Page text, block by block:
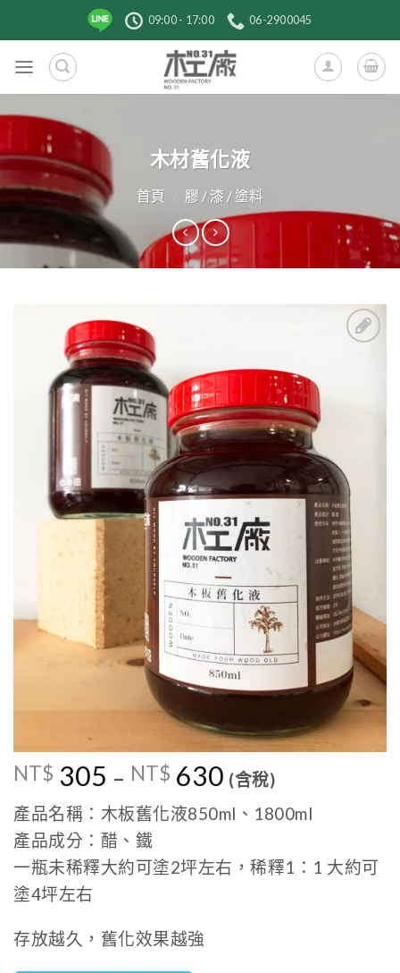
09:00 - 17:00 06-2900045
木材舊化液
首頁 膠 / 漆 / 塗料
加入
NT$ 305 – NT$ 630 (含稅)
產品名稱：木板舊化液850ml、1800ml
產品成分：醋、鐵
一瓶未稀釋大約可塗2坪左右，稀釋1：1 大約可
塗4坪左右
存放越久，舊化效果越強